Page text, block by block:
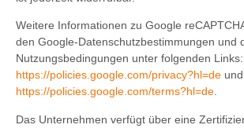
Weitere Informationen zu Google
den Google-Datenschutzbestimmungen und
Nutzungsbedingungen unter folgenden Links:
https://policies.google.com/privacy?hl=de und
https://policies.google.com/terms?hl=de.
Das Unternehmen verfügt über eine